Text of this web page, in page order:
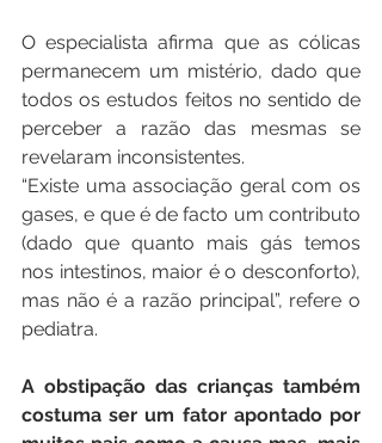
O especialista afirma que as cólicas
permanecem um mistério, dado que
todos os estudos feitos no sentido de
perceber a razão das mesmas se
revelaram inconsistentes.
“Existe uma associação geral com os
gases, e que é de facto um contributo
(dado que quanto mais gás temos
nos intestinos, maior é o desconforto),
mas não é a razão principal”, refere o
pediatra.
A obstipação das crianças também
costuma ser um fator apontado por